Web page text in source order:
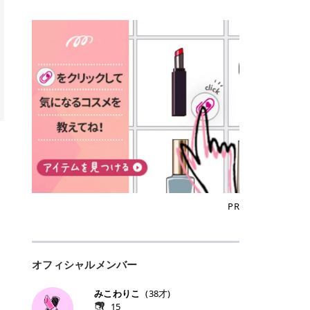
アとしても活用できます。 トナーパ
ッドの選び方 トナーパッドは、配合
成分やパッドの素材によって特徴が
異なります。 自分の肌悩みや理想の
仕上がりに合わせて選ぶことで、毎
日のスキンケアに取り入れやすくな
ります。 肌悩みに合わせて選ぶ パ
ッドの素材で選ぶ トナーパッドの使
い方 洗顔後すぐの清潔な肌に使用し
ます。 STEP1 エンボス面（凹凸
面）で顔全体をやさしく拭き取りま
す。 特に小鼻・あご・額など皮脂や
古い角質が気になる部分は丁寧にな
じませましょう。 STEP2 パッドを
裏返し、フラット面で顔全体をやさ
しく押さえながら化粧水をなじませ
キンケアを行います。 乾燥が気にな
パックとして使用するのもおすすめ
こからは、保湿ケアや肌荒れケア、
毛穴ケアなど目的別におすすめのト
するまでの期間や必要な施術回数が
大きな違いとして挙げられます！ 医
療脱毛は、医療機関（クリニックや
皮膚科など）だけで扱える高出力の
レーザーを使って、発毛組織にアプ
ローチする施術といわれています。
そのため、少ない回数で永久脱毛
（※）を目指すことができます。
（※永久脱毛とは一生毛が1本も生
えてこないという意味ではなく、ア
メリカの基準に基づき「長期間にわ
たって毛量が明らかに減少している
状態が維持されること」を指しま
のがメリットですが、毛根を破壊す
ます。 なお、医療脱毛は保険がきか
ない自由診療なので、クリニックに
います。だからこそ、しっかり比較
すい ラシャ メディオスターNeXT P
RO ジェントルYAGプロ 公式サイト
> ※医療脱毛は自由診療です。治療
には赤み、痒み、火傷、毛嚢炎、一
時的な硬毛化などのリスクが伴いま
す。 目次▼ 1. エミナルクリニック
の魅力とは？選ばれる3つの特徴 ・
最短6か月からの脱毛プランが選べ
る！ ・全国60院以上＆21時まで営
業！ ・痛みに配慮した医療脱毛器の
導入と肌トラブル対応 2. エミナル
クリニックの口コミ・評判 3. エミ
ナルクリニックの全身脱毛料金プラ
・追加費用がかからないシステム ・
リニックのお得な割引・キャンペー
で割引 ・ペア限定プラン｜家族や友
人と一緒にスタートできる ・他社か
ような血色感を演出するヌーディー
ピンク。 黄みと青みのバランスが良
く、自然になじむコーラル系カラー
です。 自然な血色感をプラスしてく
れるので、ナチュラルメイクとの相
性抜群。 可愛らしく、多幸感のある
印象に仕上がります。 ワインベリー
｜気品をまとうローズレッド 深みの
ある青みレッド。 大人っぽく華やか
な印象を与えるベリーカラーです。
ひと塗りで顔全体が華やかになり、
リップを主役にしたメイクが完成。
クールで上品な雰囲気を演出できま
ニュートラルな発色で、肌色を選び
落ち着いた印象に仕上がり、オン・
いめメイクにもカジュアルメイクに
もマッチします。 ラズベリーケーキ
ーグロスが広がり、ふっくらボリュ
フティングしたような、新しいリッ
プティンググロス💄 実際に使用した
方のクチコミ > 5 > プルプル > 唇に
塗るPDRNグロス > > AMUSE ジェ
ルフィットグロス > > ぷっくりツヤ
ツヤだけどベタっとした感じはなく
て使いやすいですね。プランピング
効果で少しスーッとします。ここは
好き嫌いがあるかもしれませんが慣
チップは片面がツルツル、片面がモ
ケモケになってます。 > > 桜グロス
【日本限定色】：上品なピンクベー
も上品で使いやすい色ですね。すも
いるので華やかそうに見えるけど、
> > スキンケア成分が配合されてい
て保湿もしっかりしてくれます。最
も、＠cosmeも、いつものコスメ購
入を“ちょっとお得”に変えられるの
が、トラミーリワードです✨ 今回
は、トラミーリワードの特徴や活用
方法、美容好きさんにおすすめな理
由を詳しくご紹介します！ トラミー
リワードとは？ 「トラミーリワー
ド」は、東証グロース上場企業であ
る株式会社アイズが運営する、安
心・安全なポイントサイト機能で
す。 トラミーリワードは、トラミー
会員向けのポイントサービスです。
対象ショップやサービスを利用する
ことでポイントを獲得でき、貯まっ
たポイントはAmazonギフト券やド
ットマネーなどに交換できます。 普
イ活初心者でも始めやすいのが魅力
段よく使っているコスメ通販サイト
けでポイントが貯まるのが大きな魅
力です✨ 例えば、、、 ・メガ割の
PR
オフィシャルメンバー
みこわりこ (38才)
15